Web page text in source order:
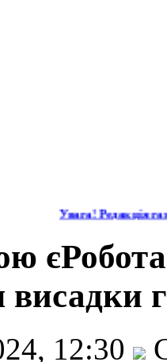
Увага! Редакція
висадки
12:30